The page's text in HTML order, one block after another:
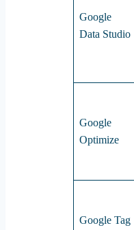
Google
Data Studio
Google
Optimize
Google Tag